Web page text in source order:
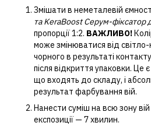
Змішати в неметалевій
та KeraBoost Серум-фіксатор
пропорції 1:2. ВАЖЛИВО!
може змінюватися від
чорного в результаті
після відкриття упаковки. Це
що входять до складу, і
результат фарбування вій.
Нанести суміш на всю зону
експозиції — 7 хвилин.